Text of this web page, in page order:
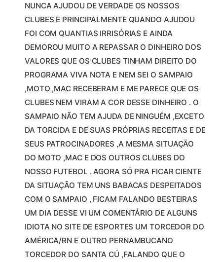
NUNCA AJUDOU DE VERDADE OS NOSSOS
CLUBES E PRINCIPALMENTE QUANDO AJUDOU
FOI COM QUANTIAS IRRISÓRIAS E AINDA
DEMOROU MUITO A REPASSAR O DINHEIRO DOS
VALORES QUE OS CLUBES TINHAM DIREITO DO
PROGRAMA VIVA NOTA E NEM SEI O SAMPAIO
,MOTO ,MAC RECEBERAM E ME PARECE QUE OS
CLUBES NEM VIRAM A COR DESSE DINHEIRO . O
SAMPAIO NÃO TEM AJUDA DE NINGUÉM ,EXCETO
DA TORCIDA E DE SUAS PRÓPRIAS RECEITAS E DE
SEUS PATROCINADORES ,A MESMA SITUAÇÃO
DO MOTO ,MAC E DOS OUTROS CLUBES DO
NOSSO FUTEBOL . AGORA SÓ PRA FICAR CIENTE
DA SITUAÇÃO TEM UNS BABACAS DESPEITADOS
COM O SAMPAIO , FICAM FALANDO BESTEIRAS
UM DIA DESSE VI UM COMENTÁRIO DE ALGUNS
IDIOTA NO SITE DE ESPORTES UM TORCEDOR DO
AMÉRICA/RN E OUTRO PERNAMBUCANO
TORCEDOR DO SANTA CÚ ,FALANDO QUE O